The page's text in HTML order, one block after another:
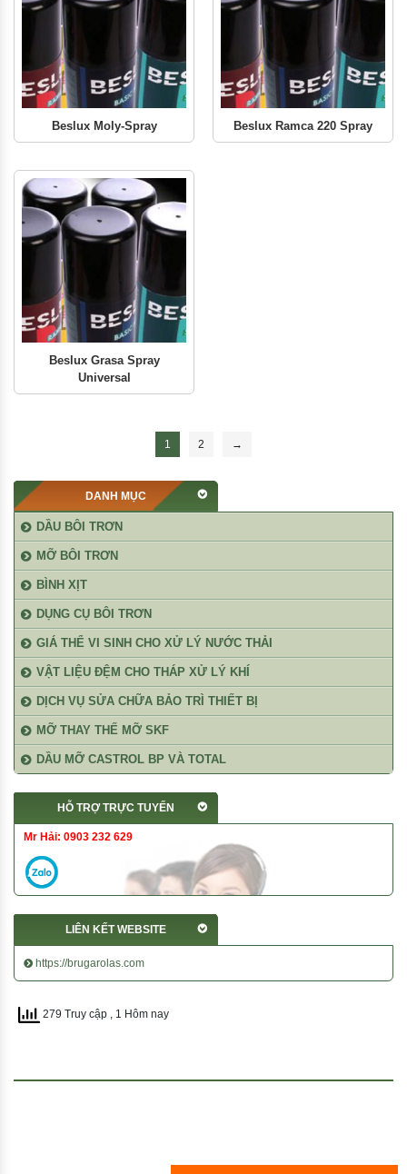
Beslux Moly-Spray Beslux Ramca 220 Spray
Beslux Grasa Spray
Universal
1 2 →
DANH MỤC
DẦU BÔI TRƠN
MỠ BÔI TRƠN
BÌNH XỊT
DỤNG CỤ BÔI TRƠN
GIÁ THỂ VI SINH CHO XỬ LÝ NƯỚC THẢI
VẬT LIỆU ĐỆM CHO THÁP XỬ LÝ KHÍ
DỊCH VỤ SỬA CHỮA BẢO TRÌ THIẾT BỊ
MỠ THAY THẾ MỠ SKF
DẦU MỠ CASTROL BP VÀ TOTAL
HỖ TRỢ TRỰC TUYẾN
Mr Hải: 0903 232 629
LIÊN KẾT WEBSITE
https://brugarolas.com
279 Truy cập , 1 Hôm nay